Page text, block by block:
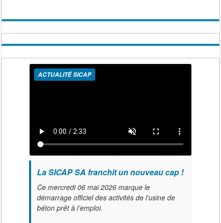
ACTUALITÉ SICAP
La SICAP SA franchit un nouveau cap !
Ce mercredi 06 mai 2026 marque le
démarrage officiel des activités de l'usine de
béton prêt à l’emploi.